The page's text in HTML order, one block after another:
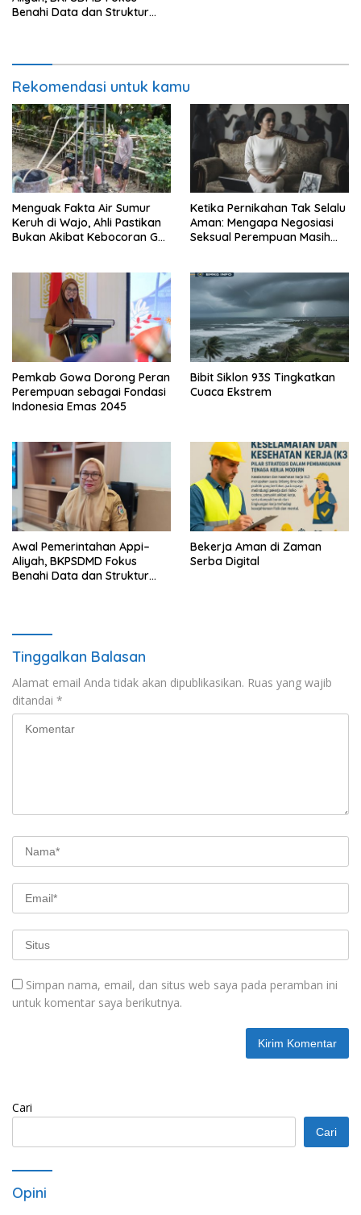
Benahi Data dan Struktur
Rekomendasi untuk kamu
Menguak Fakta Air Sumur
Keruh di Wajo, Ahli Pastikan
Bukan Akibat Kebocoran Gas
Ketika Pernikahan Tak Selalu
Aman: Mengapa Negosiasi
Seksual Perempuan Masih
Pemkab Gowa Dorong Peran
Perempuan sebagai Fondasi
Indonesia Emas 2045
Bibit Siklon 93S Tingkatkan
Cuaca Ekstrem
Awal Pemerintahan Appi–
Aliyah, BKPSDMD Fokus
Benahi Data dan Struktur
Bekerja Aman di Zaman
Serba Digital
Tinggalkan Balasan
Alamat email Anda tidak akan dipublikasikan. Ruas yang wajib
ditandai *
Simpan nama, email, dan situs web saya pada peramban ini
untuk komentar saya berikutnya.
Cari
Cari
Opini